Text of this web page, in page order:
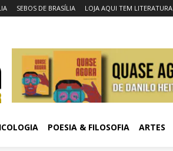
SEBOS DE BRASÍLIA LOJA AQUI TEM LITERATURA
POESIA & FILOSOFIA ARTES